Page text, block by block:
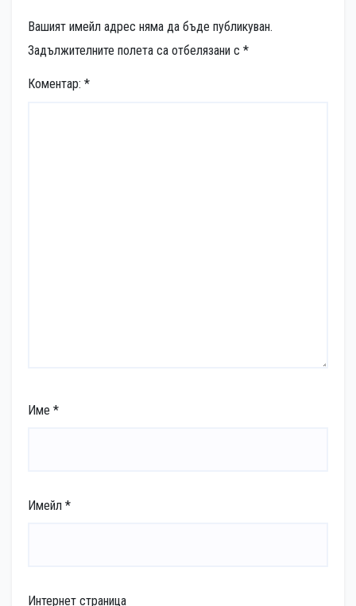
Вашият имейл адрес няма да бъде публикуван.
Задължителните полета са отбелязани с *
Коментар: *
Име *
Имейл *
Интернет страница